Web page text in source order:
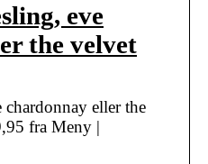
eve
the velvet
eller the
fra Meny |